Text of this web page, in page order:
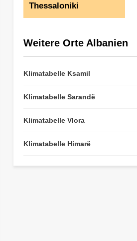
Thessaloniki
Weitere Orte Albanien
Klimatabelle Ksamil
Klimatabelle Sarandë
Klimatabelle Vlora
Klimatabelle Himarë